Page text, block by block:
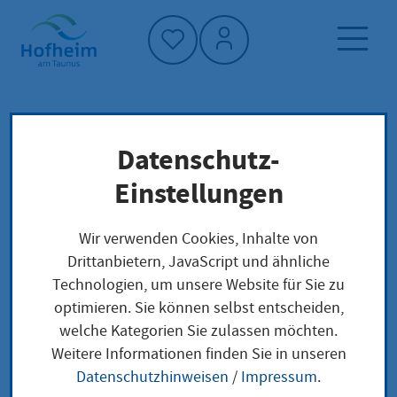
Startseite"
Neuigkeiten und Ausschreibungen
Flughafen Frankfurt: „Es muss leiser werden!“
Betroffene Kommunen fordern weniger Starts
über die Nordwest-Abflugroute
Flughafen Frankfurt:
Datenschutz-
Einstellungen
Wir verwenden Cookies, Inhalte von
Drittanbietern, JavaScript und ähnliche
Technologien, um unsere Website für Sie zu
optimieren. Sie können selbst entscheiden,
welche Kategorien Sie zulassen möchten.
Weitere Informationen finden Sie in unseren
Datenschutzhinweisen / Impressum.